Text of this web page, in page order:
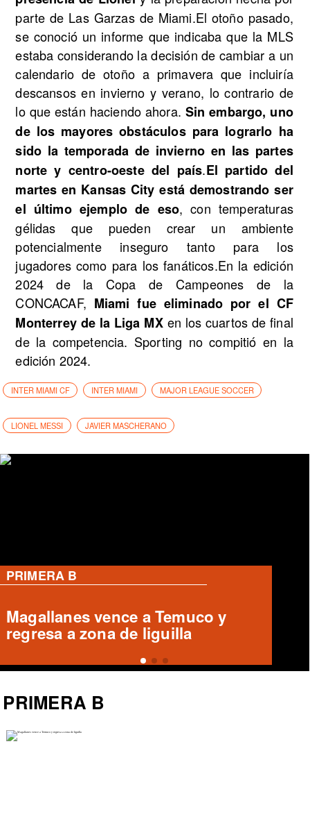
parte de Las Garzas de Miami.El otoño pasado,
se conoció un informe que indicaba que la MLS
estaba considerando la decisión de cambiar a un
calendario de otoño a primavera que incluiría
descansos en invierno y verano, lo contrario de
lo que están haciendo ahora. Sin embargo, uno
de los mayores obstáculos para lograrlo ha
sido la temporada de invierno en las partes
norte y centro-oeste del país.El partido del
martes en Kansas City está demostrando ser
el último ejemplo de eso, con temperaturas
gélidas que pueden crear un ambiente
potencialmente inseguro tanto para los
jugadores como para los fanáticos.En la edición
2024 de la Copa de Campeones de la
CONCACAF, Miami fue eliminado por el CF
Monterrey de la Liga MXen los cuartos de final
de la competencia. Sporting no compitió en la
edición 2024.
INTER MIAMI CF INTER MIAMI MAJOR LEAGUE SOCCER
LIONEL MESSI JAVIER MASCHERANO
PRIMERA B
Magallanes remonta y vence a
Temuco en partido de Liga de
Ascenso
PRIMERA B